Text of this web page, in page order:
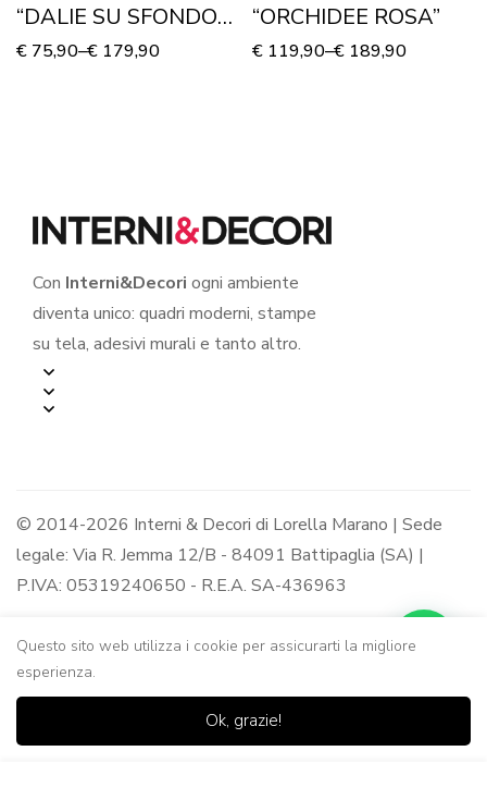
“DALIE SU SFONDO
ARANCIO”
€ 75,90–€ 179,90
“ORCHIDEE ROSA”
€ 119,90–€ 189,90
Con Interni&Decori ogni ambiente
diventa unico: quadri moderni, stampe
su tela, adesivi murali e tanto altro.
© 2014-2026 Interni & Decori di Lorella Marano | Sede
legale: Via R. Jemma 12/B - 84091 Battipaglia (SA) |
P.IVA: 05319240650 - R.E.A. SA-436963
Questo sito web utilizza i cookie per assicurarti la migliore
esperienza.
Ok, grazie!
Casa Negozio
0
Lista dei Carrello Ricerca